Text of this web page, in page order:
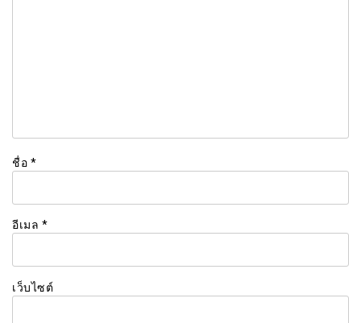
ชื่อ *
อีเมล *
เว็บไซต์